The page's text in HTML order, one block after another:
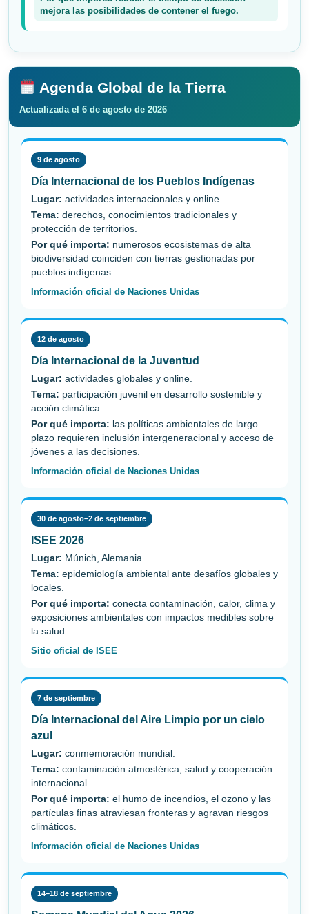
mejora las posibilidades de contener el fuego.
Agenda Global de la Tierra
Actualizada el 6 de agosto de 2026
9 de agosto
Día Internacional de los Pueblos Indígenas
Lugar: actividades internacionales y online.
Tema: derechos, conocimientos tradicionales y
protección de territorios.
Por qué importa: numerosos ecosistemas de alta
biodiversidad coinciden con tierras gestionadas por
pueblos indígenas.
Información oficial de Naciones Unidas
12 de agosto
Día Internacional de la Juventud
Lugar: actividades globales y online.
Tema: participación juvenil en desarrollo sostenible y
acción climática.
Por qué importa: las políticas ambientales de largo
plazo requieren inclusión intergeneracional y acceso de
jóvenes a las decisiones.
Información oficial de Naciones Unidas
30 de agosto–2 de septiembre
ISEE 2026
Lugar: Múnich, Alemania.
Tema: epidemiología ambiental ante desafíos globales y
locales.
Por qué importa: conecta contaminación, calor, clima y
exposiciones ambientales con impactos medibles sobre
la salud.
Sitio oficial de ISEE
7 de septiembre
Día Internacional del Aire Limpio por un cielo
azul
Lugar: conmemoración mundial.
Tema: contaminación atmosférica, salud y cooperación
internacional.
Por qué importa: el humo de incendios, el ozono y las
partículas finas atraviesan fronteras y agravan riesgos
climáticos.
Información oficial de Naciones Unidas
14–18 de septiembre